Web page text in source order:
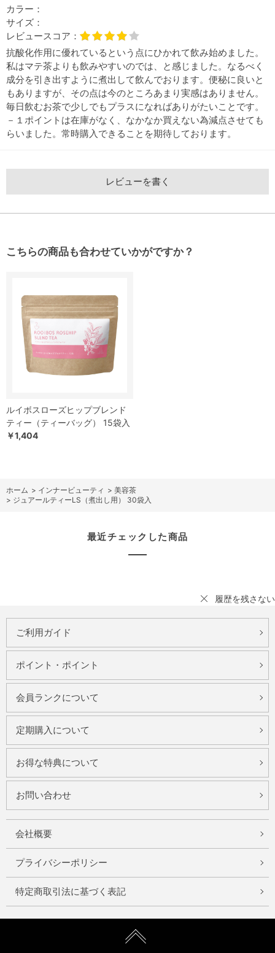
カラー：
サイズ：
レビュースコア：
抗酸化作用に優れているという点にひかれて飲み始めました。
私はマテ茶よりも飲みやすいのでは、と感じました。なるべく
成分を引き出すように煮出して飲んでおります。便秘に良いと
もありますが、その点は今のところあまり実感はありません。
毎日飲むお茶で少しでもプラスになればありがたいことです。
－１ポイントは在庫がなく、なかなか買えない為減点させても
らいました。常時購入できることを期待しております。
レビューを書く
こちらの商品も合わせていかがですか？
ルイボスローズヒップブレンド
ティー（ティーバッグ） 15袋入
￥1,404
ホーム > インナービューティ > 美容茶
> ジュアールティーLS（煮出し用） 30袋入
最近チェックした商品
履歴を残さない
ご利用ガイド
ポイント・ポイント
会員ランクについて
定期購入について
お得な特典について
お問い合わせ
会社概要
プライバシーポリシー
特定商取引法に基づく表記